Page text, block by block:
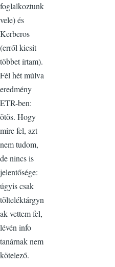
foglalkoztunk
vele) és
Kerberos
(erről kicsit
többet írtam).
Fél hét múlva
eredmény
ETR-ben:
ötös. Hogy
mire fel, azt
nem tudom,
de nincs is
jelentősége:
úgyis csak
tölteléktárgyn
ak vettem fel,
lévén info
tanárnak nem
kötelező.